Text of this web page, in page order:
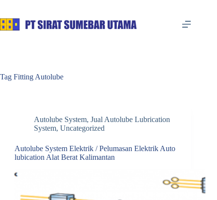
content
Tag Fitting Autolube
Autolube System, Jual Autolube Lubrication
System, Uncategorized
Autolube System Elektrik / Pelumasan Elektrik Auto
lubication Alat Berat Kalimantan